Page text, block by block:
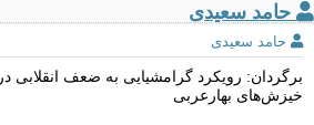
حامد سعیدی
حامد سعیدی
برگردان: رویکرد گرامشیایی به ضعف انقلابی در
خیزش‌های بهارعربی